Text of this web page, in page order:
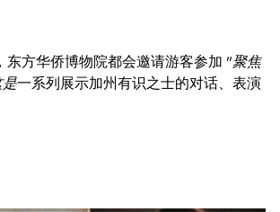
东方华侨博物院都会邀请游客参加 "聚焦
是一系列展示加州有识之士的对话、表演